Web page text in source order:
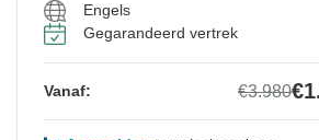
Engels
Gegarandeerd vertrek
Vanaf: €3.980